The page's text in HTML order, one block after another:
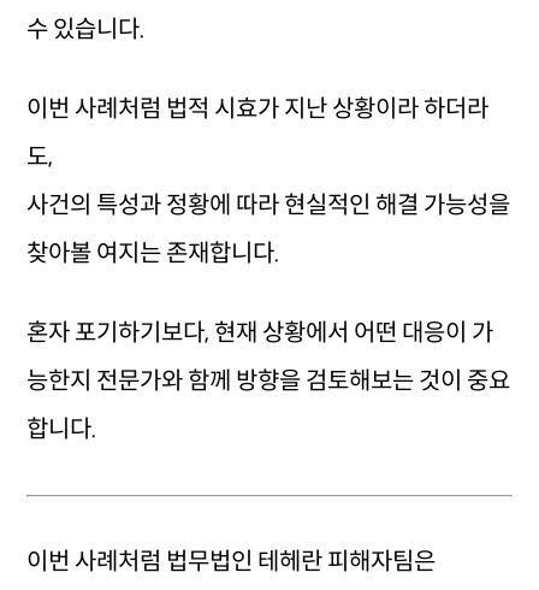
수 있습니다.
이번 사례처럼 법적 시효가 지난 상황이라 하더라
도,
사건의 특성과 정황에 따라 현실적인 해결 가능성을
찾아볼 여지는 존재합니다.
혼자 포기하기보다, 현재 상황에서 어떤 대응이 가
능한지 전문가와 함께 방향을 검토해보는 것이 중요
합니다.
이번 사례처럼 법무법인 테헤란 피해자팀은